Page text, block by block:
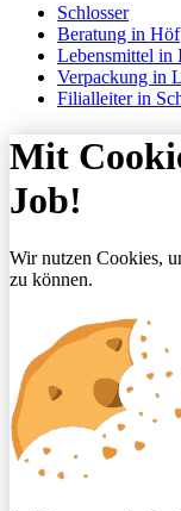
Schlosser
Beratung in Höf
Lebensmittel in
Verpackung in
Filialleiter in
Mit
Job!
Wir nutzen Cookies,
zu können.